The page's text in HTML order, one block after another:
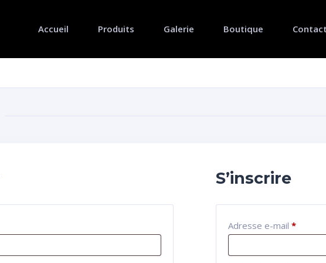
Accueil Produits Galerie Boutique Contact
S’inscrire
Adresse e-mail*